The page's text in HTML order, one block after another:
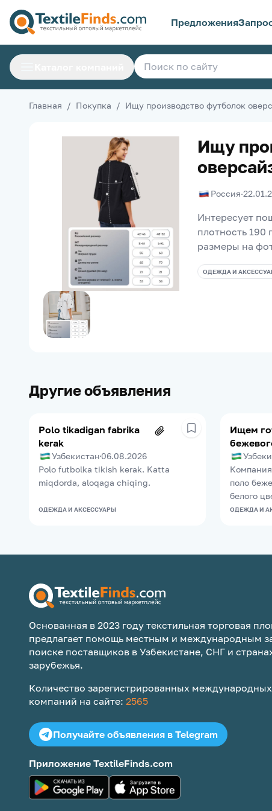
Предложения
Главная / Покупка / Ищу производство футболок
Ищу
Россия·
Интересует
плотность 190
размеры на
ОДЕЖДА И
Другие объявления
Polo tikadigan fabrika
kerak
Узбекистан 06.08.2026
Polo futbolka tikish kerak. Katta
miqdorda, aloqaga chiqing.
ОДЕЖДА И АКСЕССУАРЫ
Ищем
поло
белого
ОДЕЖДА И
Основанная в 2023 году текстильная торговая
предлагает помощь местным и международным
поиске поставщиков в Узбекистане, СНГ и
зарубежья.
Количество зарегистрированных
компаний на сайте: 2565
Получайте объявления в Telegram
Приложение TextileFinds.com